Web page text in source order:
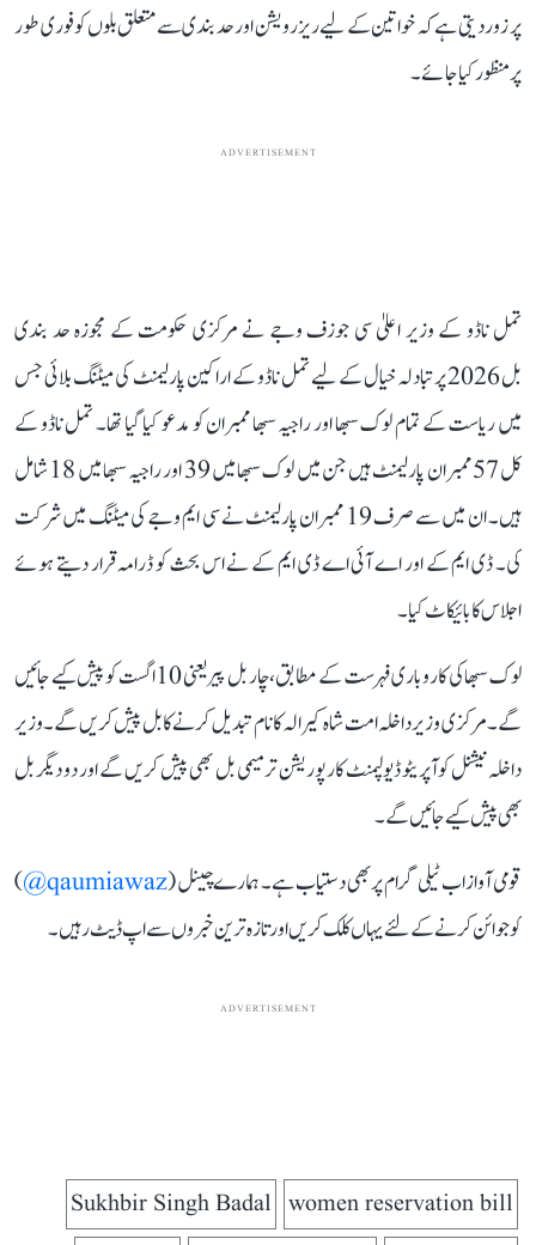
پر زور دیتی ہے کہ خواتین کے لیے ریزرویشن اور حد بندی سے متعلق بلوں کو فوری طور
پر منظور کیا جائے۔
ADVERTISEMENT
تمل ناڈو کے وزیر اعلیٰ سی جوزف وجے نے مرکزی حکومت کے مجوزہ حد بندی
بل 2026 پر تبادلہ خیال کے لیے تمل ناڈو کے اراکین پارلیمنٹ کی میٹنگ بلائی جس
میں ریاست کے تمام لوک سبھا اور راجیہ سبھا ممبران کو مدعو کیا گیا تھا۔ تمل ناڈو کے
کل 57 ممبران پارلیمنٹ ہیں جن میں لوک سبھا میں 39 اور راجیہ سبھا میں 18 شامل
ہیں۔ ان میں سے صرف 19 ممبران پارلیمنٹ نے سی ایم وجے کی میٹنگ میں شرکت
کی۔ ڈی ایم کے اور اے آئی اے ڈی ایم کے نے اس بحث کو ڈرامہ قرار دیتے ہوئے
اجلاس کا بائیکاٹ کیا۔
لوک سبھا کی کاروباری فہرست کے مطابق، چار بل پیر یعنی 10 اگست کو پیش کیے جائیں
گے۔ مرکزی وزیر داخلہ امت شاہ کیرالہ کا نام تبدیل کرنے کا بل پیش کریں گے۔ وزیر
داخلہ نیشنل کوآپریٹو ڈیولپمنٹ کارپوریشن ترمیمی بل بھی پیش کریں گے اور دو دیگر بل
بھی پیش کیے جائیں گے۔
قومی آواز اب ٹیلی گرام پر بھی دستیاب ہے۔ ہمارے چینل (qaumiawaz@
)
کو جوائن کرنے کے لئے یہاں کلک کریں اور تازہ ترین خبروں سے اپ ڈیٹ رہیں۔
ADVERTISEMENT
women reservation bill
Sukhbir Singh Badal